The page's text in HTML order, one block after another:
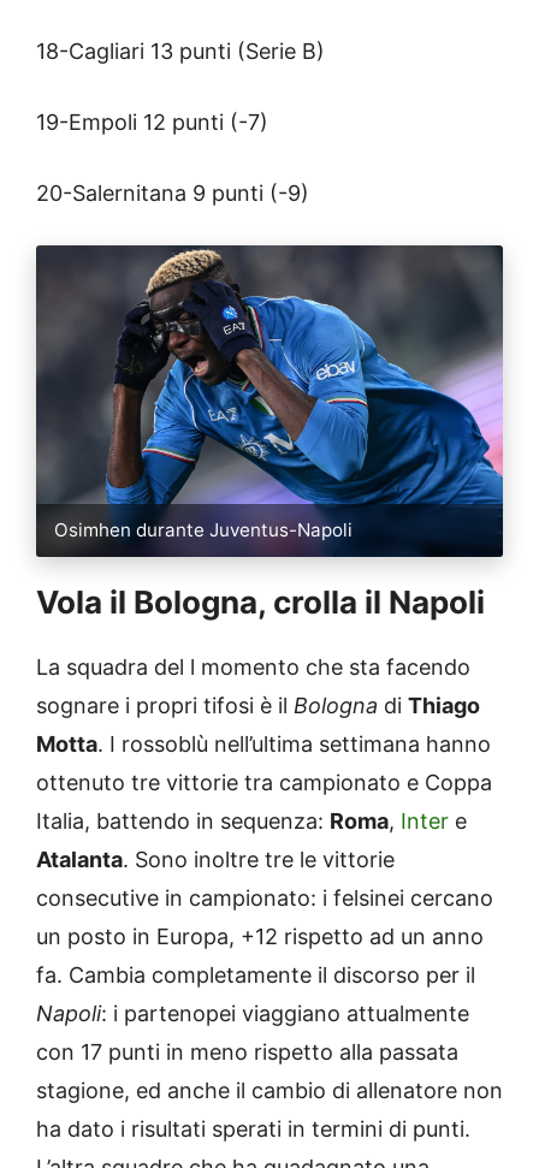
18-Cagliari 13 punti (Serie B)
19-Empoli 12 punti (-7)
20-Salernitana 9 punti (-9)
Osimhen durante Juventus-Napoli
Vola il Bologna, crolla il Napoli
La squadra del l momento che sta facendo
sognare i propri tifosi è il Bologna di Thiago
Motta. I rossoblù nell’ultima settimana hanno
ottenuto tre vittorie tra campionato e Coppa
Italia, battendo in sequenza: Roma, Inter e
Atalanta. Sono inoltre tre le vittorie
consecutive in campionato: i felsinei cercano
un posto in Europa, +12 rispetto ad un anno
fa. Cambia completamente il discorso per il
Napoli: i partenopei viaggiano attualmente
con 17 punti in meno rispetto alla passata
stagione, ed anche il cambio di allenatore non
ha dato i risultati sperati in termini di punti.